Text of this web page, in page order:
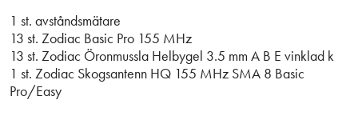
1 st. avståndsmätare
13 st. Zodiac Basic Pro 155 MHz
13 st. Zodiac Öronmussla Helbygel 3.5 mm A B E vinklad k
1 st. Zodiac Skogsantenn HQ 155 MHz SMA 8 Basic
Pro/Easy